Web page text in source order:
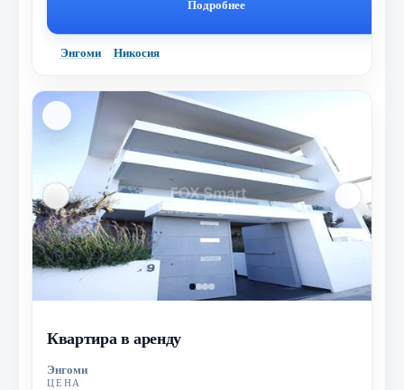
Подробнее
Энгоми Никосия
Квартира в аренду
Энгоми
ЦЕНА